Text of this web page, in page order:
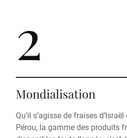
2
Mondialisation
Qu’il s’agisse de fraises
Pérou, la gamme des produits